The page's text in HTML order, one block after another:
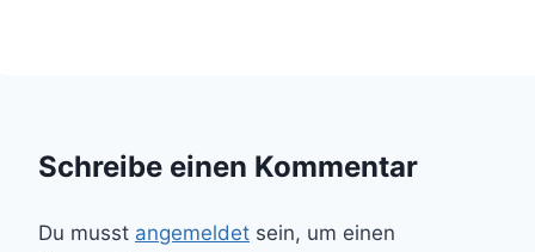
Schreibe einen Kommentar
Du musst angemeldet sein, um einen